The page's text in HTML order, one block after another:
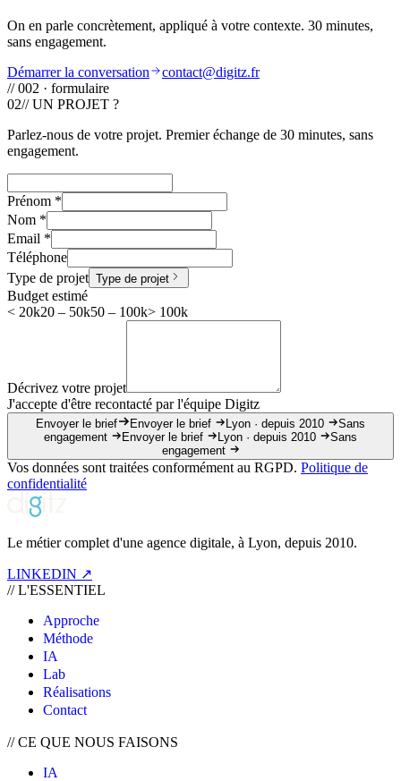
On en parle concrètement, appliqué à votre contexte. 30 minutes,
sans engagement.
Démarrer la conversation
contact@digitz.fr
// 002 · formulaire
02// UN PROJET ?
Parlez-nous de votre projet. Premier échange de 30 minutes, sans
engagement.
Prénom *
Nom *
Email *
Téléphone
Type de projet Type de projet
Budget estimé
< 20k20 – 50k50 – 100k> 100k
Décrivez votre projet
J'accepte d'être recontacté par l'équipe Digitz
Envoyer le brief Envoyer le brief Lyon · depuis 2010
Sans
engagement
Envoyer le brief Lyon · depuis 2010
Sans
engagement
Vos données sont traitées conformément au RGPD. Politique de
confidentialité
Le métier complet d'une agence digitale, à Lyon, depuis 2010.
LINKEDIN ↗
//L'ESSENTIEL
Approche
Méthode
IA
Lab
Réalisations
Contact
//CE QUE NOUS FAISONS
IA